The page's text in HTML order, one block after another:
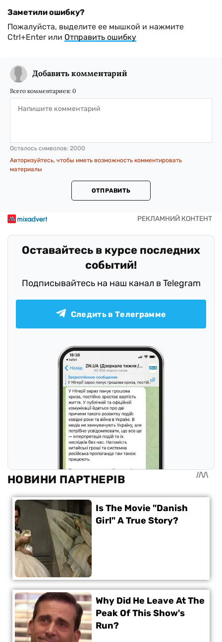
Заметили ошибку?
Пожалуйста, выделите ее мышкой и нажмите
Ctrl+Enter или Отправить ошибку
Добавить комментарий
Всего комментариев: 0
Осталось символов: 2000
Авторизуйтесь, чтобы иметь возможность комментировать
материалы
ОТПРАВИТЬ
Оставайтесь в курсе последних
событий!
Подписывайтесь на наш канал в Telegram
Следить в Телеграмме